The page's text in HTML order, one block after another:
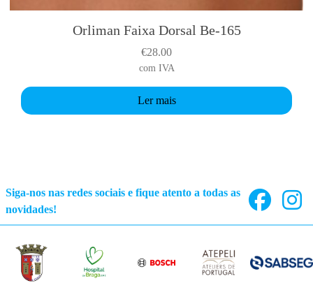
Orliman Faixa Dorsal Be-165
€28.00
com IVA
Ler mais
Siga-nos nas redes sociais e fique atento a todas as
novidades!